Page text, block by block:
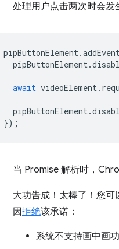
处理用户点击两次时会发
pipButtonElement.
pipButtonElement.
await videoElement.
pipButtonElement.
});
当 Promise 解析时，
大功告成！太棒了！您
因拒绝该承诺：
系统不支持画中画功